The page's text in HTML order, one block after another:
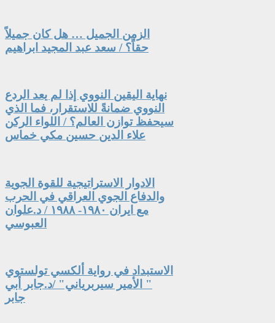
الزمن الجميل … هل كان جميلاً
حقاً؟ / سعد عبد المجيد ابراهيم
نهاية اليقين النووي إذا لم يعد الردع
النووي ضمانةً للاستقرار، فما الذي
سيحفظ توازن العالم؟ / اللواء الركن
علاء الدين حسين مكي خماس
الادوار الاستراتيجية للقوة الجوية
والدفاع الجوي العراقي في الحرب
مع ايران ١٩٨٠- ١٩٨٨ / د.علوان
العبوسي
الاستبداد في رواية ألكسي تولستوي
" الأمير سيربرياني" /د.جابر أبي
جابر